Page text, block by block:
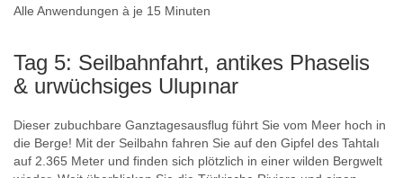
Alle Anwendungen à je 15 Minuten
Tag 5: Seilbahnfahrt, antikes Phaselis
& urwüchsiges Ulupınar
Dieser zubuchbare Ganztagesausflug führt Sie vom Meer hoch in
die Berge! Mit der Seilbahn fahren Sie auf den Gipfel des Tahtalı
auf 2.365 Meter und finden sich plötzlich in einer wilden Bergwelt